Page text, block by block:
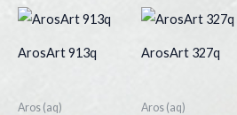
ArosArt 913q
Aros (aq)
ArosArt 327q
Aros (aq)